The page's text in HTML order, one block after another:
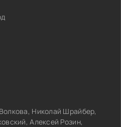
Николай Шрайбер,
Алексей Розин,